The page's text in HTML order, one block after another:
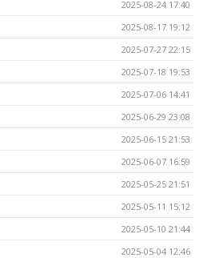
2025-08-24 17:40
2025-08-17 19:12
2025-07-27 22:15
2025-07-18 19:53
2025-07-06 14:41
2025-06-29 23:08
2025-06-15 21:53
2025-06-07 16:59
2025-05-25 21:51
2025-05-11 15:12
2025-05-10 21:44
2025-05-04 12:46